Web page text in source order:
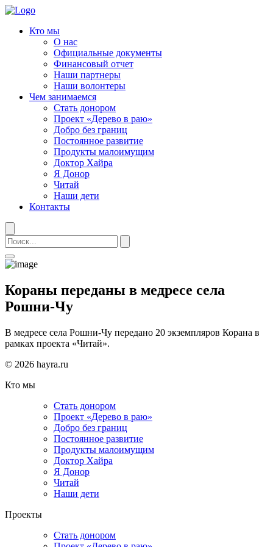
Кто мы
О нас
Официальные документы
Финансовый отчет
Наши партнеры
Наши волонтеры
Чем занимаемся
Стать донором
Проект «Дерево в раю»
Добро без границ
Постоянное развитие
Продукты малоимущим
Доктор Хайра
Я Донор
Читай
Наши дети
Контакты
Кораны переданы в медресе села
Рошни-Чу
В медресе села Рошни-Чу передано 20 экземпляров Корана в
рамках проекта «Читай».
© 2026 hayra.ru
Кто мы
Стать донором
Проект «Дерево в раю»
Добро без границ
Постоянное развитие
Продукты малоимущим
Доктор Хайра
Я Донор
Читай
Наши дети
Проекты
Стать донором